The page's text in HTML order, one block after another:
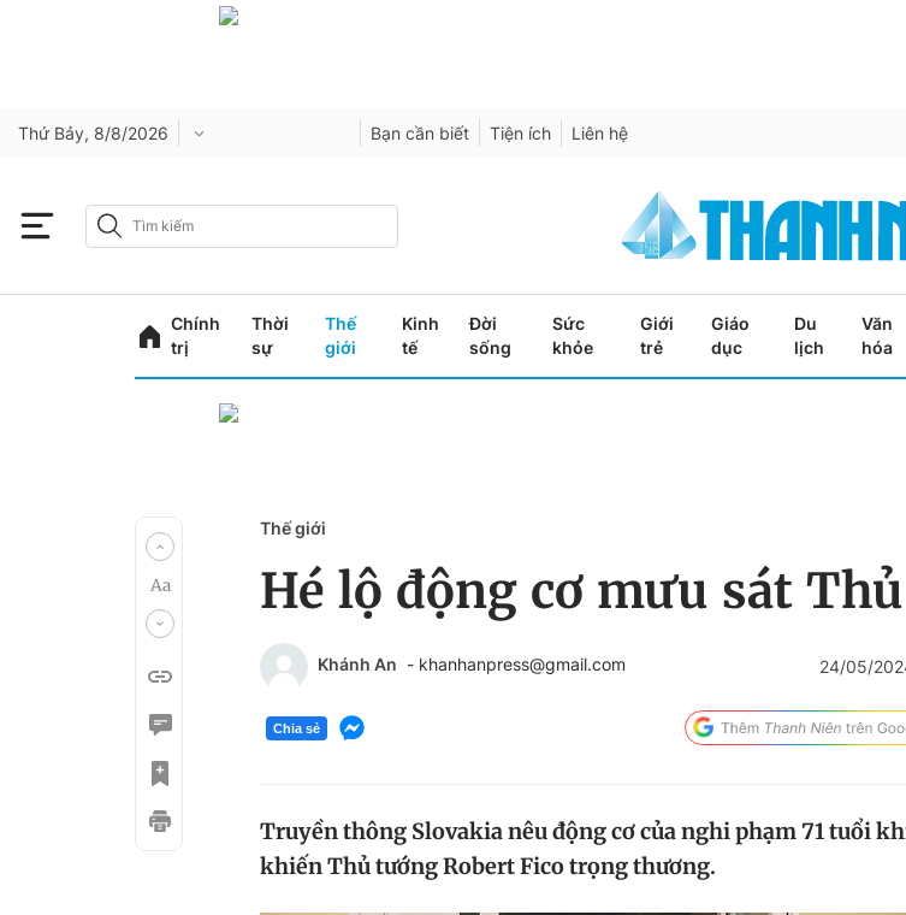
Thứ Bảy, 8/8/2026 Bạn cần biết Tiện ích Liên hệ
Chính
trị
Thời
sự
Thế
giới
Kinh
tế
Đời
sống
Sức
khỏe
Giới
trẻ
Giáo
dục
Du
lịch
Văn
hóa
Thế giới
Hé lộ động cơ mưu sát
Khánh An - khanhanpress@gmail.com 24/05/
Chia sẻ
Truyền thông Slovakia nêu động cơ của nghi phạm 71 tuổi
khiến Thủ tướng Robert Fico trọng thương.